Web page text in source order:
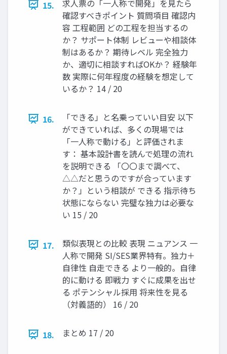
15.
求人票の「一人称で開発」を見たら
確認すべきポイント 質問項目 確認内
容 工程範囲 どの工程を担当するの
か？ サポート体制 レビューや相談体
制はあるか？ 期待レベル 完全独力
か、適切に相談すればOKか？ 経験年
数 実際に何年程度の経験を想定して
いるか？ 14 / 20
16.
「できる」と名乗っていい目安 以下
ができていれば、多くの現場では
「一人称で動ける」と評価されま
す： 基本設計書を読んで処理の流れ
を説明できる 「〇〇まで調べて、
△△だと思うのですが合っています
か？」という相談が できる 指示待ち
状態にならない 完璧な独力は必要な
い 15 / 20
17.
類似表現との比較 表現 ニュアンス 一
人称で開発 SI/SES業界特有。独力＋
自律性 自走できる より一般的。自律
的に動ける 即戦力 すぐに成果を出せ
る ポテンシャル採用 将来性を見る
（対義語的） 16 / 20
18. まとめ 17 / 20